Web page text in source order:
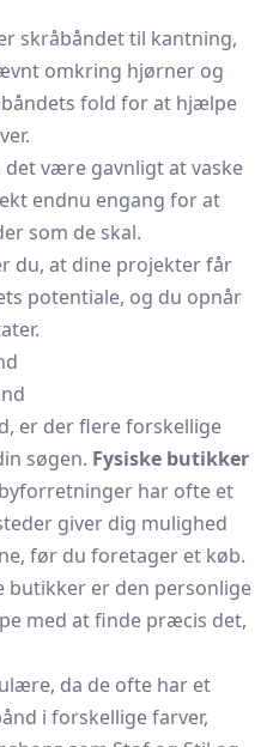
skråbåndet til kantning,
omkring hjørner og
fold for at hjælpe
være gavnligt at vaske
endnu engang for at
som de skal.
du, at dine projekter får
potentiale, og du opnår
er der flere forskellige
søgen. Fysiske butikker
har ofte et
giver dig mulighed
før du foretager et køb.
butikker er den personlige
med at finde præcis det,
da de ofte har et
i forskellige farver,